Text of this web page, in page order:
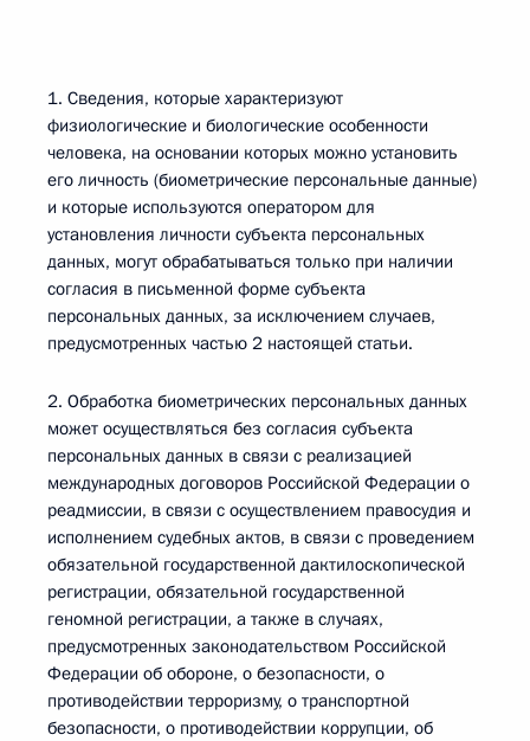
1. Сведения, которые характеризуют
физиологические и биологические особенности
человека, на основании которых можно установить
его личность (биометрические персональные данные)
и которые используются оператором для
установления личности субъекта персональных
данных, могут обрабатываться только при наличии
согласия в письменной форме субъекта
персональных данных, за исключением случаев,
предусмотренных частью 2 настоящей статьи.
2. Обработка биометрических персональных данных
может осуществляться без согласия субъекта
персональных данных в связи с реализацией
международных договоров Российской Федерации о
реадмиссии, в связи с осуществлением правосудия и
исполнением судебных актов, в связи с проведением
обязательной государственной дактилоскопической
регистрации, обязательной государственной
геномной регистрации, а также в случаях,
предусмотренных законодательством Российской
Федерации об обороне, о безопасности, о
противодействии терроризму, о транспортной
безопасности, о противодействии коррупции, об